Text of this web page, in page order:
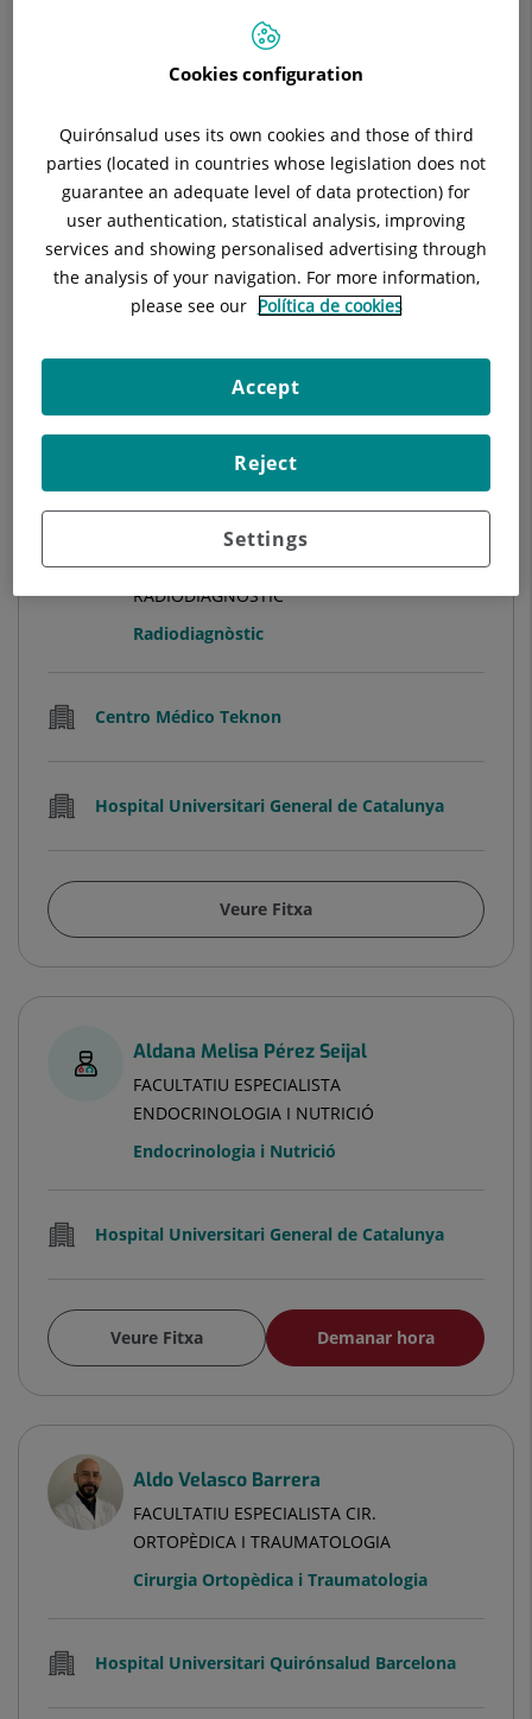
Alberto Martínez Castellano
MATRON/A
Obstetrícia i Ginecologia
Hospital Universitari General de Catalunya
Veure Fitxa
Alberto Roque Pérez
FACULTATIU ESPECIALISTA
RADIODIAGNÒSTIC
Radiodiagnòstic
Centro Médico Teknon
Hospital Universitari General de Catalunya
Veure Fitxa
Aldana Melisa Pérez Seijal
FACULTATIU ESPECIALISTA
ENDOCRINOLOGIA I NUTRICIÓ
Endocrinologia i Nutrició
Hospital Universitari General de Catalunya
Veure Fitxa Demanar hora
Aldo Velasco Barrera
FACULTATIU ESPECIALISTA CIR.
ORTOPÈDICA I TRAUMATOLOGIA
Cirurgia Ortopèdica i Traumatologia
Hospital Universitari Quirónsalud Barcelona
Cookies configuration
Quirónsalud uses its own cookies and those of third
parties (located in countries whose legislation does not
guarantee an adequate level of data protection) for
user authentication, statistical analysis, improving
services and showing personalised advertising through
the analysis of your navigation. For more information,
please see our Política de cookies
Settings
Reject
Accept